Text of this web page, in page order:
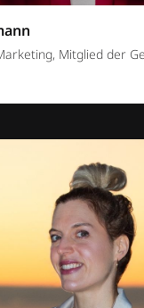
Mitglied der